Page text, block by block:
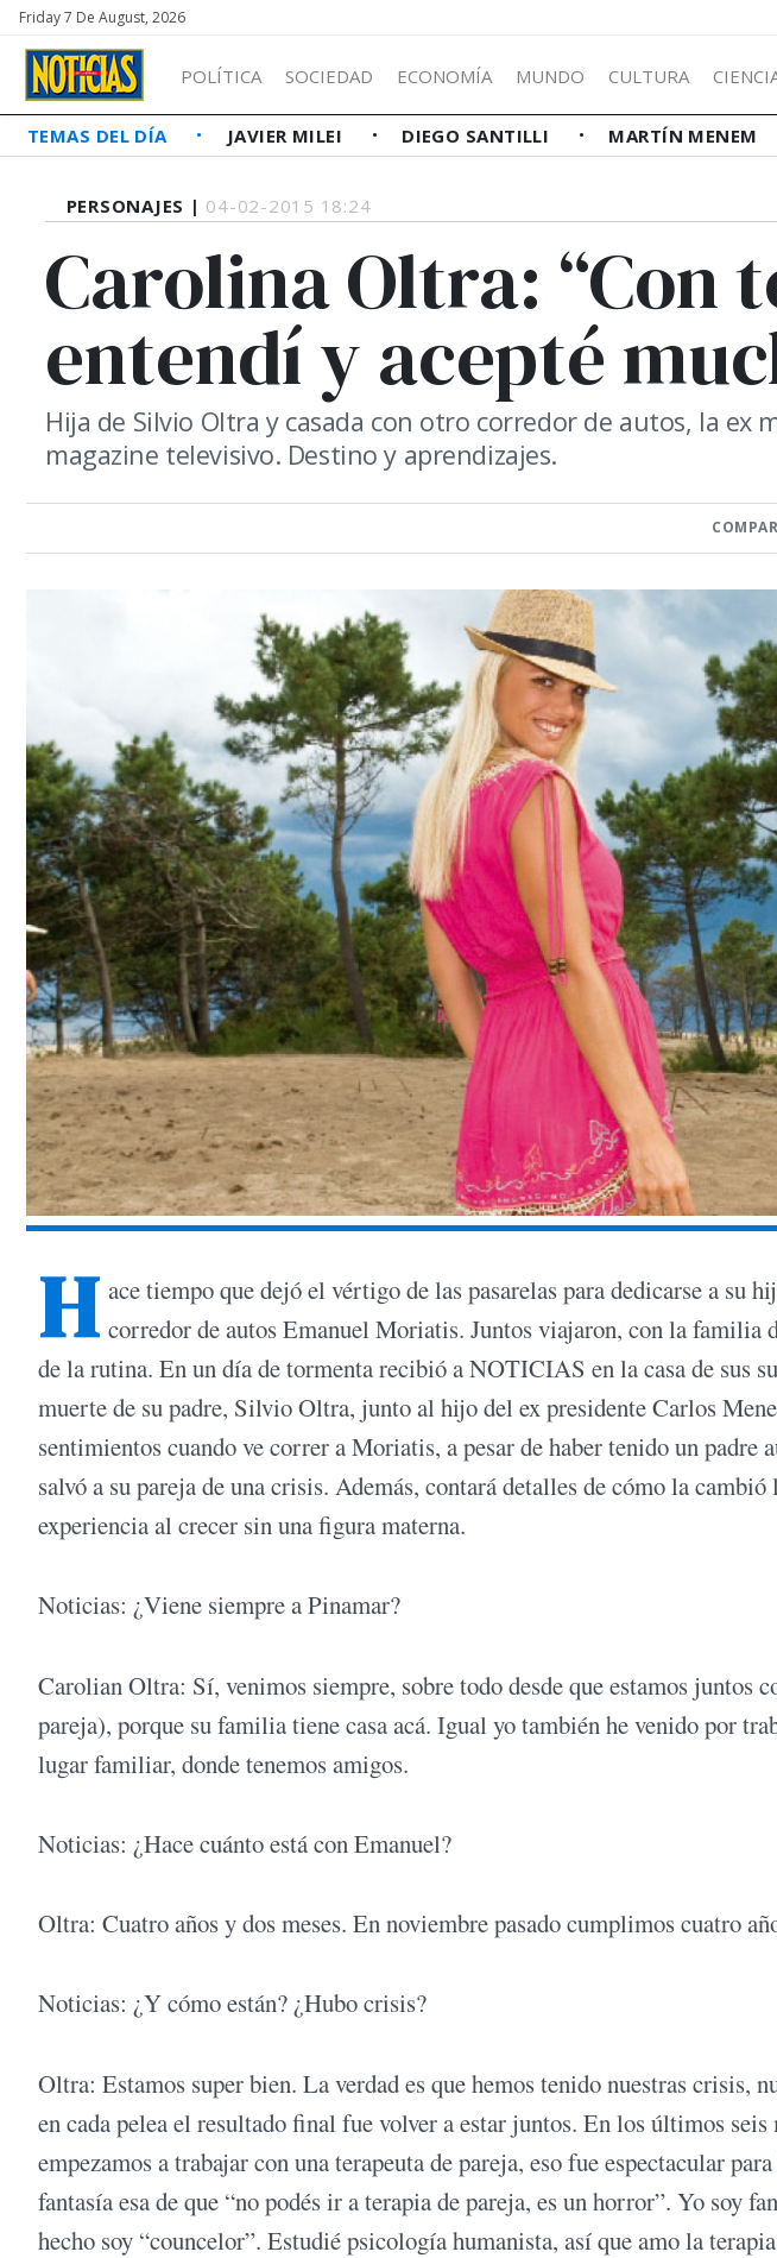
Friday 7 De August, 2026
POLÍTICA SOCIEDAD ECONOMÍA MUNDO CULTURA
TEMAS DEL DÍA JAVIER MILEI DIEGO SANTILLI MARTÍN MENEM
PERSONAJES | 04-02-2015 18:24
Carolina Oltra: “Con
entendí y acepté
Hija de Silvio Oltra y casada con otro corredor de autos, la ex
magazine televisivo. Destino y aprendizajes.
H ace tiempo que dejó el vértigo de las pasarelas para dedicarse a su
corredor de autos Emanuel Moriatis. Juntos viajaron, con la familia
de la rutina. En un día de tormenta recibió a NOTICIAS en la casa de sus
muerte de su padre, Silvio Oltra, junto al hijo del ex presidente Carlos
sentimientos cuando ve correr a Moriatis, a pesar de haber tenido un
salvó a su pareja de una crisis. Además, contará detalles de cómo la
experiencia al crecer sin una figura materna.
Noticias: ¿Viene siempre a Pinamar?
Carolian Oltra: Sí, venimos siempre, sobre todo desde que estamos juntos
pareja), porque su familia tiene casa acá. Igual yo también he venido por
lugar familiar, donde tenemos amigos.
Noticias: ¿Hace cuánto está con Emanuel?
Oltra: Cuatro años y dos meses. En noviembre pasado cumplimos cuatro
Noticias: ¿Y cómo están? ¿Hubo crisis?
Oltra: Estamos super bien. La verdad es que hemos tenido nuestras crisis,
en cada pelea el resultado final fue volver a estar juntos. En los últimos seis
empezamos a trabajar con una terapeuta de pareja, eso fue espectacular
fantasía esa de que “no podés ir a terapia de pareja, es un horror”. Yo soy
hecho soy “councelor”. Estudié psicología humanista, así que amo la